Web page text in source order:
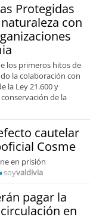
Protegidas
con
los primeros hitos de
la colaboración con
la Ley 21.600 y
de la
cautelar
Cosme
en prisión
soyvaldivia
pagar la
en